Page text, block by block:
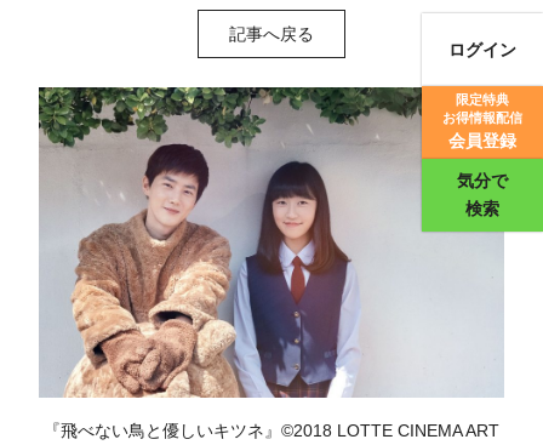
映画評価
ログイン
限定特典
お得情報配信
会員登録
気分で
検索
記事へ戻る
『飛べない鳥と優しいキツネ』©2018 LOTTE CINEMA ART